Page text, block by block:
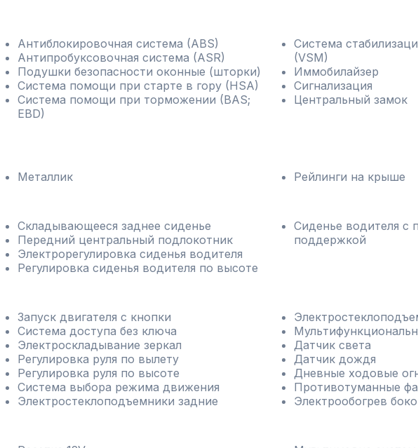
Антиблокировочная система (ABS)
Антипробуксовочная система (ASR)
Подушки безопасности оконные (шторки)
Система помощи при старте в гору (HSA)
Система помощи при торможении (BAS;
EBD)
Система
(VSM)
Иммобилайзер
Сигнализация
Центральный замок
Металлик Рейлинги на крыше
Складывающееся заднее сиденье
Передний центральный подлокотник
Электрорегулировка сиденья водителя
Регулировка сиденья водителя по высоте
Сиденье водителя с
поддержкой
Запуск двигателя с кнопки
Система доступа без ключа
Электроскладывание зеркал
Регулировка руля по вылету
Регулировка руля по высоте
Система выбора режима движения
Электростеклоподъемники задние
Датчик света
Датчик дождя
Дневные ходовые
Противотуманные
Электрообогрев